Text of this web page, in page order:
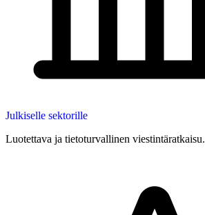
Julkiselle sektorille
Luotettava ja tietoturvallinen viestintäratkaisu.